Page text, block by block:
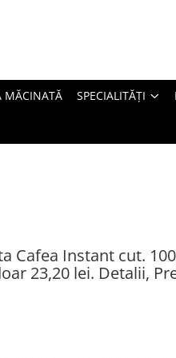
MĂCINATĂ SPECIALITĂȚI
Cafea Instant cut.
23,20 lei. Detalii,